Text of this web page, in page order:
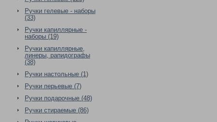
Ручки гелевые - наборы
(33)
Ручки капиллярные -
наборы (19)
Ручки капиллярные,
линеры, рапидографы
(38)
Ручки настольные (1)
Ручки перьевые (7)
Ручки подарочные (48)
Ручки стираемые (86)